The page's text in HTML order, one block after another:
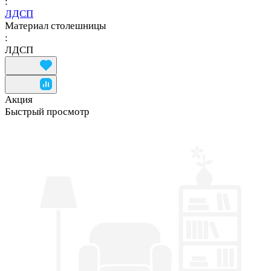
ЛДСП
Материал столешницы
:
ЛДСП
Акция
Быстрый просмотр